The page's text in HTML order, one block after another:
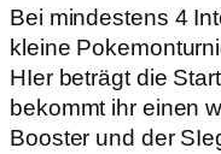
Bei mindestens 4
kleine
HIer beträgt die
bekommt ihr einen
Booster und der